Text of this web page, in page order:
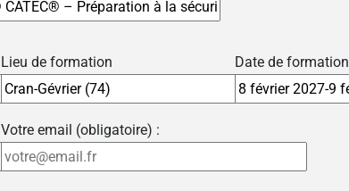
Lieu de formation Date de formation
Votre email (obligatoire) :